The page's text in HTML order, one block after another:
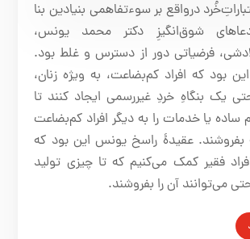
درواقع بر سوءتفاهمی بنیادین بنا
شوق‌انگیزِ دکتر محمد یونس،
فرضیاتی دور از دسترس و غلط بود.
بود که افراد کم‌بضاعت، به ویژه زنان،
یک بنگاهِ خردِ غیررسمی ایجاد کنند تا
ساده یا خدمات را به دیگر افراد کم‌بضاعت
بفروشند. عقیدۀ راسخ یونس این بود که
فقیر کمک می‌کنیم که تا چیزی تولید
می‌توانند آن را بفروشند.